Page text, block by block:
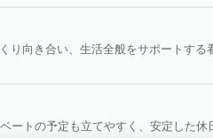
は専用アプリを使用しています
できれば問題ございません。
り向き合い、生活全般をサポートする
ートの予定も立てやすく、安定した休